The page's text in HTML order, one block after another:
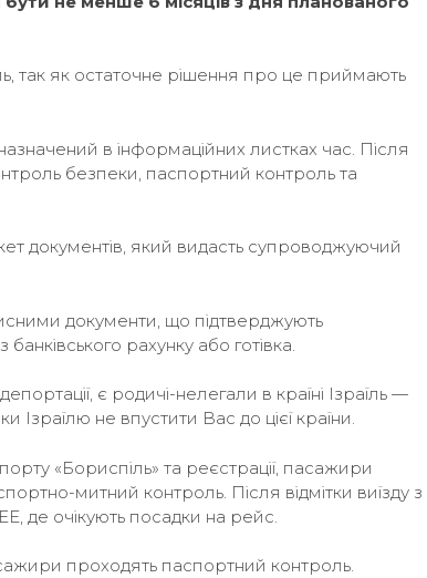
так як остаточне рішення про це приймають
в інформаційних листках час. Після
безпеки, паспортний контроль та
документів, який видасть супроводжуючий
документи, що підтверджують
рахунку або готівка.
є родичі-нелегали в країні Ізраїль —
не впустити Вас до цієї країни.
«Бориспіль» та реєстрації, пасажири
митний контроль. Після відмітки виїзду з
де очікують посадки на рейс.
проходять паспортний контроль.